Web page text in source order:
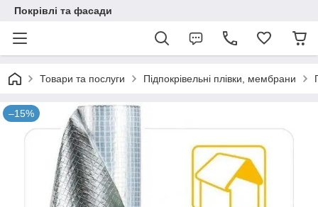
Покрівлі та фасади
Товари та послуги Підпокрівельні плівки, мембрани
–15%